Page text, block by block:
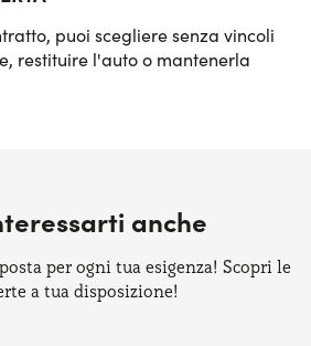
puoi scegliere senza vincoli
restituire l'auto o mantenerla
anche
per ogni tua esigenza! Scopri le
a tua disposizione!